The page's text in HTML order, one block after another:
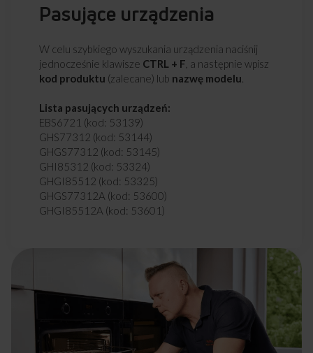
Pasujące urządzenia
W celu szybkiego wyszukania urządzenia naciśnij
jednocześnie klawisze CTRL + F , a następnie wpisz
kod produktu (zalecane) lub nazwę modelu
Lista pasujących urządzeń:
EBS6721 (kod: 53139)
GHS77312 (kod: 53144)
GHGS77312 (kod: 53145)
GHI85312 (kod: 53324)
GHGI85512 (kod: 53325)
GHGS77312A (kod: 53600)
GHGI85512A (kod: 53601)
614GCE3.43ZPYA(XL) ECO (kod: 53727)
614GCE3.43ZPTSYA(XL) ECO (kod: 53728)
614GCE3.43ZPTSYKDA(XL) ECO (kod: 53729)
614MCE3.45ZPTSYD(XL) ECO (kod: 53741)
614GCE3.33ZPAQ(XL) (kod: 54029)
614GCE3.43ZPTSAQ(XL) (kod: 54030)